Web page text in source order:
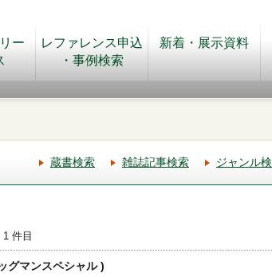
ー
レファレンス申込
・事例検索
新着・展示資料
蔵書検索 雑誌記事検索 ジャンル
件目
グマンスペシャル )